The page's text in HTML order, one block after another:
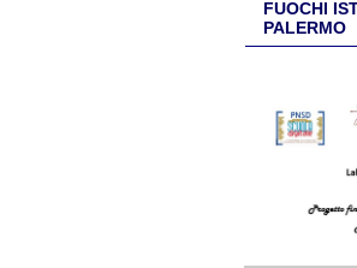
FUOCHI
PALERMO